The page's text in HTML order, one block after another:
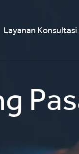
Layanan Konsultasi